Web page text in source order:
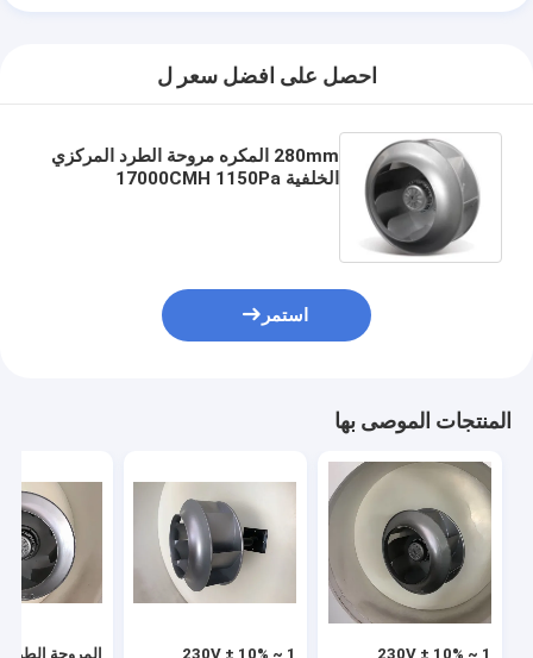
احصل على افضل سعر ل
280mm المكره مروحة الطرد المركزي
الخلفية 17000CMH 1150Pa
استمر
المنتجات الموصى بها
1 ~ 230V ± 10%
1 ~ 230V ± 10% المروحة الطرد